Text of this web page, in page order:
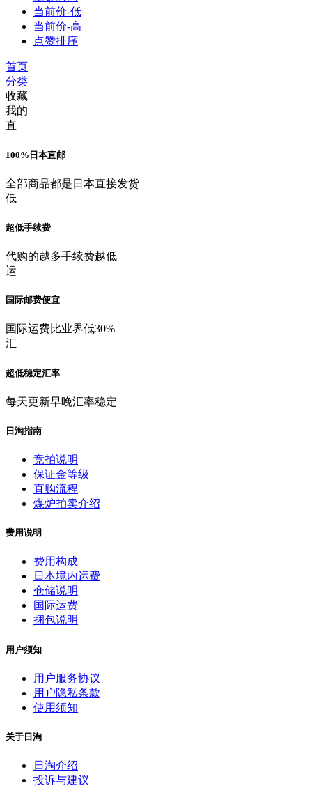
当前价-低
当前价-高
点赞排序
首页
分类
收藏
我的
直
100%日本直邮
全部商品都是日本直接发货
低
超低手续费
代购的越多手续费越低
运
国际邮费便宜
国际运费比业界低30%
汇
超低稳定汇率
每天更新早晚汇率稳定
日淘指南
竞拍说明
保证金等级
直购流程
煤炉拍卖介绍
费用说明
费用构成
日本境内运费
仓储说明
国际运费
捆包说明
用户须知
用户服务协议
用户隐私条款
使用须知
关于日淘
日淘介绍
投诉与建议